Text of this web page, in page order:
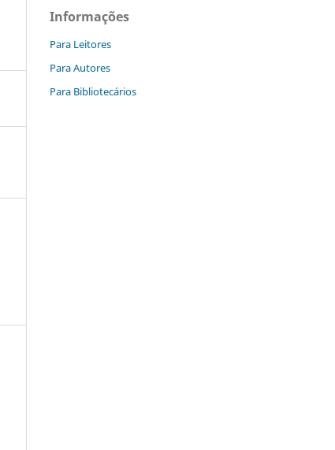
Informações
Para Leitores
Para Autores
Para Bibliotecários